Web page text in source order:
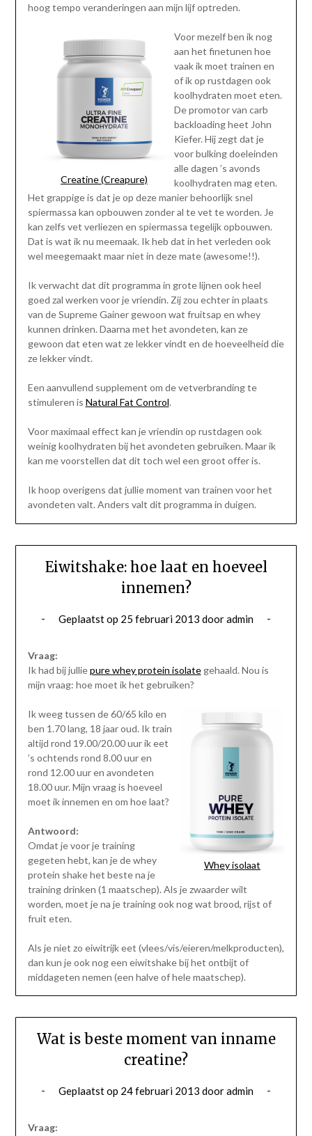
hoog tempo veranderingen aan mijn lijf optreden.
Creatine (Creapure)
Voor mezelf ben ik nog
aan het finetunen hoe
vaak ik moet trainen en
of ik op rustdagen ook
koolhydraten moet eten.
De promotor van carb
backloading heet John
Kiefer. Hij zegt dat je
voor bulking doeleinden
alle dagen ’s avonds
koolhydraten mag eten.
Het grappige is dat je op deze manier behoorlijk snel
spiermassa kan opbouwen zonder al te vet te worden. Je
kan zelfs vet verliezen en spiermassa tegelijk opbouwen.
Dat is wat ik nu meemaak. Ik heb dat in het verleden ook
wel meegemaakt maar niet in deze mate (awesome!!).
Ik verwacht dat dit programma in grote lijnen ook heel
goed zal werken voor je vriendin. Zij zou echter in plaats
van de Supreme Gainer gewoon wat fruitsap en whey
kunnen drinken. Daarna met het avondeten, kan ze
gewoon dat eten wat ze lekker vindt en de hoeveelheid die
ze lekker vindt.
Een aanvullend supplement om de vetverbranding te
stimuleren is Natural Fat Control.
Voor maximaal effect kan je vriendin op rustdagen ook
weinig koolhydraten bij het avondeten gebruiken. Maar ik
kan me voorstellen dat dit toch wel een groot offer is.
Ik hoop overigens dat jullie moment van trainen voor het
avondeten valt. Anders valt dit programma in duigen.
Eiwitshake: hoe laat en hoeveel
innemen?
Geplaatst op 25 februari 2013 dooradmin
Vraag:
Ik had bij julliepure whey protein isolategehaald. Nou is
mijn vraag: hoe moet ik het gebruiken?
Whey isolaat
Ik weeg tussen de 60/65 kilo en
ben 1.70 lang, 18 jaar oud. Ik train
altijd rond 19.00/20.00 uur ik eet
’s ochtends rond 8.00 uur en
rond 12.00 uur en avondeten
18.00 uur. Mijn vraag is hoeveel
moet ik innemen en om hoe laat?
Antwoord:
Omdat je voor je training
gegeten hebt, kan je de whey
protein shake het beste na je
training drinken (1 maatschep). Als je zwaarder wilt
worden, moet je na je training ook nog wat brood, rijst of
fruit eten.
Als je niet zo eiwitrijk eet (vlees/vis/eieren/melkproducten),
dan kun je ook nog een eiwitshake bij het ontbijt of
middageten nemen (een halve of hele maatschep).
Wat is beste moment van inname
creatine?
Geplaatst op 24 februari 2013 dooradmin
Vraag: